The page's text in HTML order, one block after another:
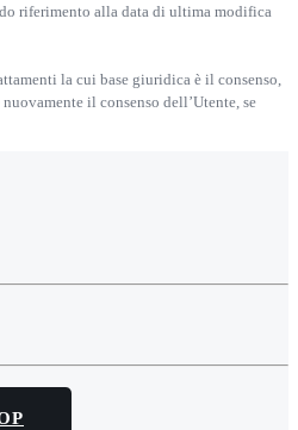
riferimento alla data di ultima modifica
la cui base giuridica è il consenso,
il consenso dell’Utente, se